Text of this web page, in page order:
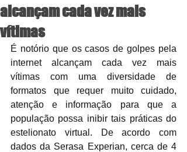
alcançam cada vez mais
vítimas
É notório que os casos de golpes pela
internet alcançam cada vez mais
vítimas com uma diversidade de
formatos que requer muito cuidado,
atenção e informação para que a
população possa inibir tais práticas do
estelionato virtual. De acordo com
dados da Serasa Experian, cerca de 4